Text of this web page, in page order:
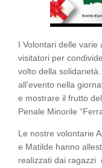
I Volontari delle varie
visitatori per
volto della
all’evento nella
e mostrare il frutto
Penale Minorile
Le nostre volontarie
e Matilde hanno
realizzati dai ragazzi